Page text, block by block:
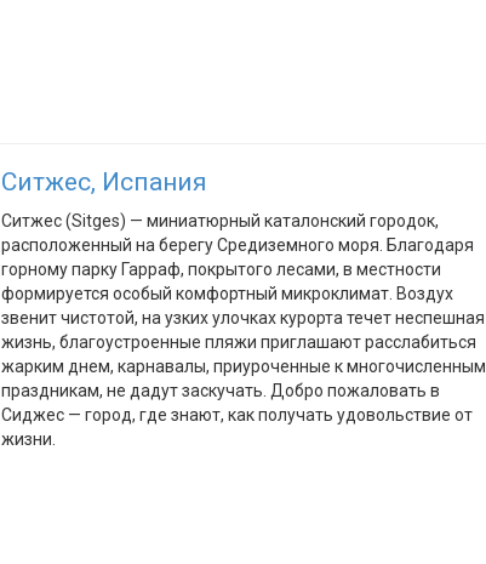
Ситжес, Испания
Ситжес (Sitges) — миниатюрный каталонский городок,
расположенный на берегу Средиземного моря. Благодаря
горному парку Гарраф, покрытого лесами, в местности
формируется особый комфортный микроклимат. Воздух
звенит чистотой, на узких улочках курорта течет неспешная
жизнь, благоустроенные пляжи приглашают расслабиться
жарким днем, карнавалы, приуроченные к многочисленным
праздникам, не дадут заскучать. Добро пожаловать в
Сиджес — город, где знают, как получать удовольствие от
жизни.